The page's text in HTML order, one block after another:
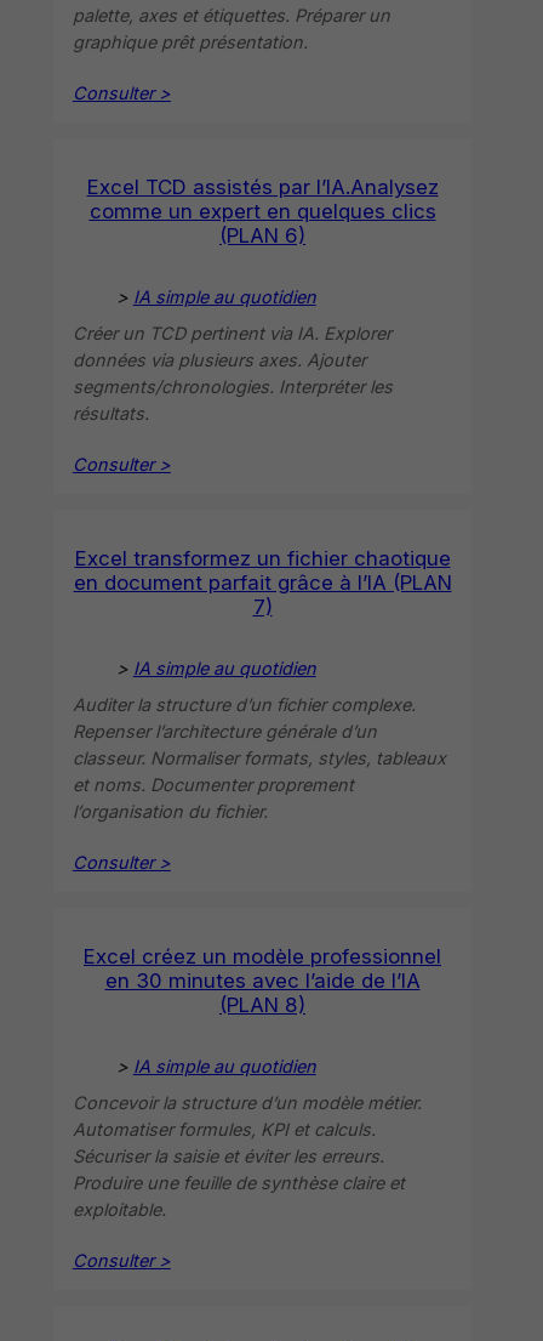
palette, axes et étiquettes. Préparer un
graphique prêt présentation.
Consulter >
Excel TCD assistés par l’IA.Analysez
comme un expert en quelques clics
(PLAN 6)
> IA simple au quotidien
Créer un TCD pertinent via IA. Explorer
données via plusieurs axes. Ajouter
segments/chronologies. Interpréter les
résultats.
Consulter >
Excel transformez un fichier chaotique
en document parfait grâce à l’IA (PLAN
7)
> IA simple au quotidien
Auditer la structure d’un fichier complexe.
Repenser l’architecture générale d’un
classeur. Normaliser formats, styles, tableaux
et noms. Documenter proprement
l’organisation du fichier.
Consulter >
Excel créez un modèle professionnel
en 30 minutes avec l’aide de l’IA
(PLAN 8)
> IA simple au quotidien
Concevoir la structure d’un modèle métier.
Automatiser formules, KPI et calculs.
Sécuriser la saisie et éviter les erreurs.
Produire une feuille de synthèse claire et
exploitable.
Consulter >